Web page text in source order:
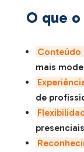
O que
Conteúdo
mais
de